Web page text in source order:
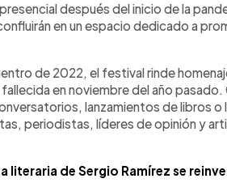
después del inicio de la
en un espacio dedicado a
de 2022, el festival rinde
en noviembre del año pasado.
lanzamientos de libros o
periodistas, líderes de opinión y
literaria de Sergio Ramírez se